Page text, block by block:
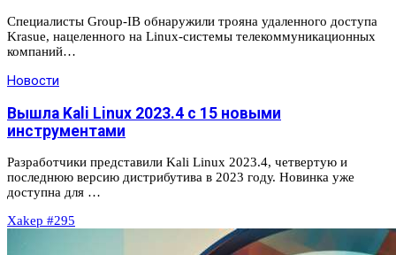
Специалисты Group-IB обнаружили трояна удаленного доступа
Krasue, нацеленного на Linux-системы телекоммуникационных
компаний…
Новости
Вышла Kali Linux 2023.4 с 15 новыми
инструментами
Разработчики представили Kali Linux 2023.4, четвертую и
последнюю версию дистрибутива в 2023 году. Новинка уже
доступна для …
Xakep #295